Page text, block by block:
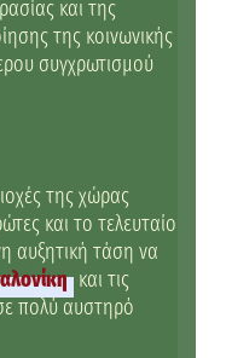
και της
της κοινωνικής
συγχρωτισμού
της χώρας
και το τελευταίο
αυξητική τάση να
και τις
πολύ αυστηρό